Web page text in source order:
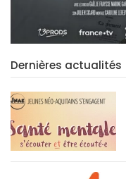
Dernières actualités